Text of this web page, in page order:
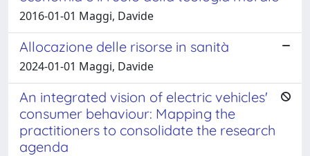
2016-01-01 Maggi, Davide
Allocazione delle risorse in sanità
2024-01-01 Maggi, Davide
An integrated vision of electric vehicles'
consumer behaviour: Mapping the
practitioners to consolidate the research
agenda